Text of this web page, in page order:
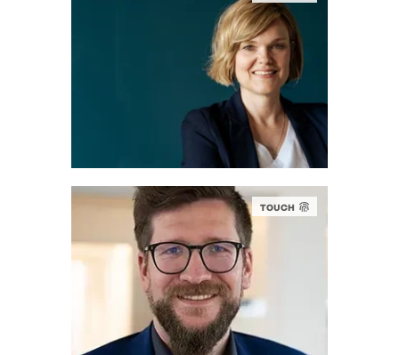
Project Manager ISO Compliance
m.laser@eticor.com
+49 6022 2656 118
TOUCH
THOMAS TESCHNER
Ass. Jur.
Legal Compliance Expert
t.teschner@eticor.com
+49 6022 2656 120